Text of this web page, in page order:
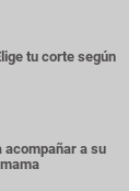
tu corte según
acompañar a su